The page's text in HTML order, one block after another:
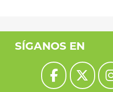
SÍGANOS EN